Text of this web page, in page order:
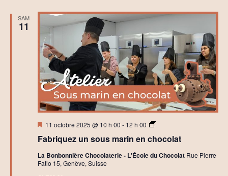
h
o
o
a
C
r
é
a
t
i
SAM
11
Fabriquez un sous marin en chocolat
Mis
avant
11 octobre 2025 @ 10 h 00 - 12 h 00
A
e
i
La Bonbonnière Chocolaterie - L'École du Chocolat Rue Pierre
Fatio 15, Genève, Suisse